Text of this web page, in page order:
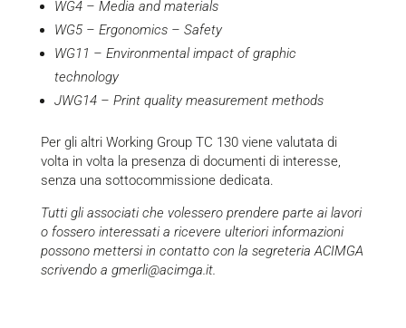
WG4 – Media and materials
WG5 – Ergonomics – Safety
WG11 – Environmental impact of graphic
technology
JWG14 – Print quality measurement methods
Per gli altri Working Group TC 130 viene valutata di
volta in volta la presenza di documenti di interesse,
senza una sottocommissione dedicata.
Tutti gli associati che volessero prendere parte ai lavori
o fossero interessati a ricevere ulteriori informazioni
possono mettersi in contatto con la segreteria ACIMGA
scrivendo a gmerli@acimga.it.